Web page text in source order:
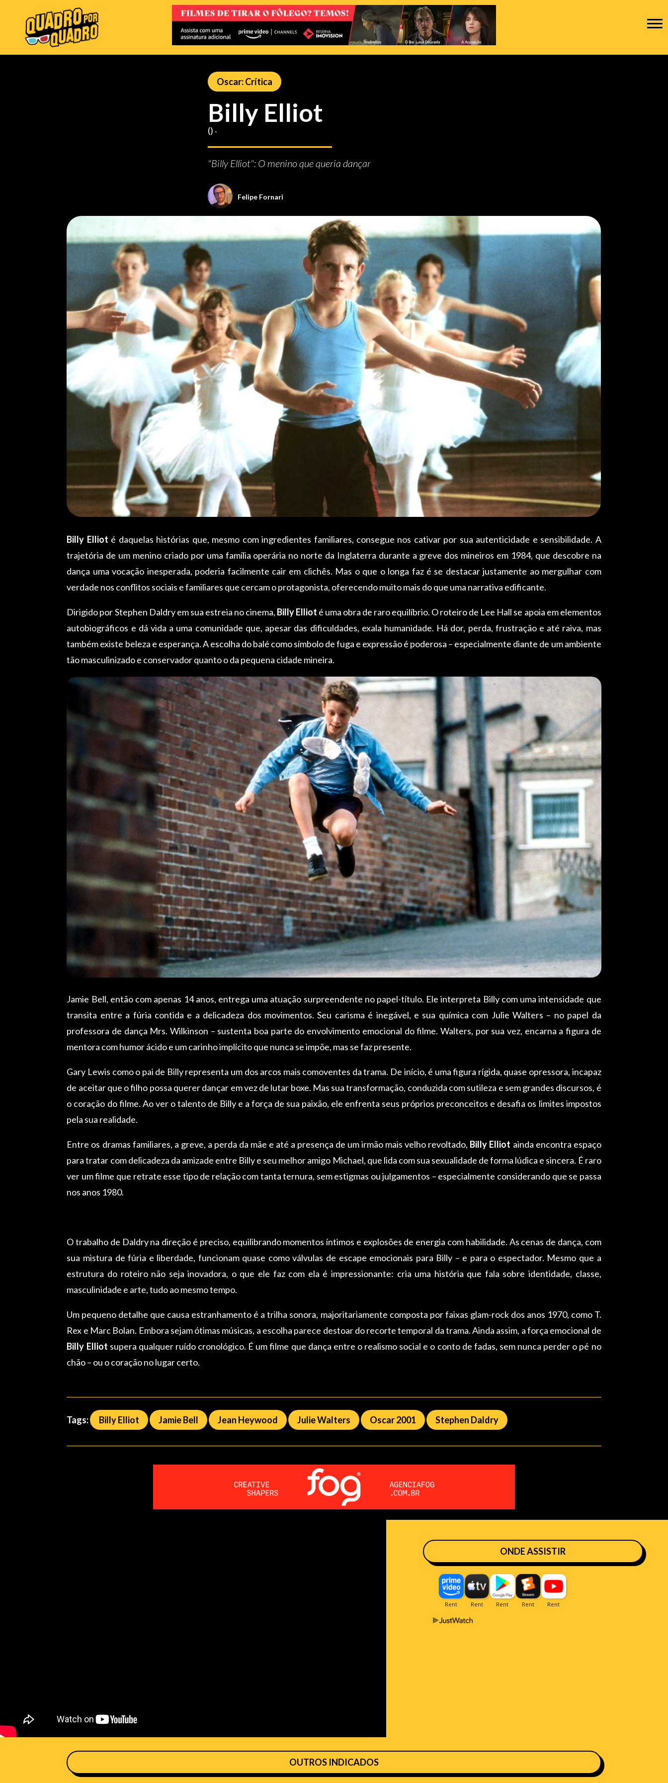
Oscar: Crítica
Billy Elliot
() ‧
"Billy Elliot": O menino que queria dançar
Felipe Fornari
Billy Elliot é daquelas histórias que, mesmo com ingredientes familiares, consegue nos cativar por sua autenticidade e sensibilidade. A
trajetória de um menino criado por uma família operária no norte da Inglaterra durante a greve dos mineiros em 1984, que descobre na
dança uma vocação inesperada, poderia facilmente cair em clichês. Mas o que o longa faz é se destacar justamente ao mergulhar com
verdade nos conflitos sociais e familiares que cercam o protagonista, oferecendo muito mais do que uma narrativa edificante.
Dirigido por Stephen Daldry em sua estreia no cinema, Billy Elliot é uma obra de raro equilíbrio. O roteiro de Lee Hall se apoia em elementos
autobiográficos e dá vida a uma comunidade que, apesar das dificuldades, exala humanidade. Há dor, perda, frustração e até raiva, mas
também existe beleza e esperança. A escolha do balé como símbolo de fuga e expressão é poderosa – especialmente diante de um ambiente
tão masculinizado e conservador quanto o da pequena cidade mineira.
Jamie Bell, então com apenas 14 anos, entrega uma atuação surpreendente no papel-título. Ele interpreta Billy com uma intensidade que
transita entre a fúria contida e a delicadeza dos movimentos. Seu carisma é inegável, e sua química com Julie Walters – no papel da
professora de dança Mrs. Wilkinson – sustenta boa parte do envolvimento emocional do filme. Walters, por sua vez, encarna a figura de
mentora com humor ácido e um carinho implícito que nunca se impõe, mas se faz presente.
Gary Lewis como o pai de Billy representa um dos arcos mais comoventes da trama. De início, é uma figura rígida, quase opressora, incapaz
de aceitar que o filho possa querer dançar em vez de lutar boxe. Mas sua transformação, conduzida com sutileza e sem grandes discursos, é
o coração do filme. Ao ver o talento de Billy e a força de sua paixão, ele enfrenta seus próprios preconceitos e desafia os limites impostos
pela sua realidade.
Entre os dramas familiares, a greve, a perda da mãe e até a presença de um irmão mais velho revoltado, Billy Elliot ainda encontra espaço
para tratar com delicadeza da amizade entre Billy e seu melhor amigo Michael, que lida com sua sexualidade de forma lúdica e sincera. É raro
ver um filme que retrate esse tipo de relação com tanta ternura, sem estigmas ou julgamentos – especialmente considerando que se passa
nos anos 1980.
O trabalho de Daldry na direção é preciso, equilibrando momentos íntimos e explosões de energia com habilidade. As cenas de dança, com
sua mistura de fúria e liberdade, funcionam quase como válvulas de escape emocionais para Billy – e para o espectador. Mesmo que a
estrutura do roteiro não seja inovadora, o que ele faz com ela é impressionante: cria uma história que fala sobre identidade, classe,
masculinidade e arte, tudo ao mesmo tempo.
Um pequeno detalhe que causa estranhamento é a trilha sonora, majoritariamente composta por faixas glam-rock dos anos 1970, como T.
Rex e Marc Bolan. Embora sejam ótimas músicas, a escolha parece destoar do recorte temporal da trama. Ainda assim, a força emocional de
Billy Elliot supera qualquer ruído cronológico. É um filme que dança entre o realismo social e o conto de fadas, sem nunca perder o pé no
chão – ou o coração no lugar certo.
Tags: Billy Elliot Jamie Bell Jean Heywood Julie Walters Oscar 2001 Stephen Daldry
ONDE ASSISTIR
OUTROS INDICADOS